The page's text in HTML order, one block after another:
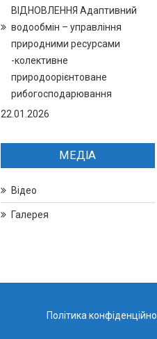
ВІДНОВЛЕННЯ Адаптивний
водообмін – управління
природними ресурсами
-колективне
природоорієнтоване
рибогосподарювання
22.01.2026
МЕДІА
Відео
Галерея
Політика